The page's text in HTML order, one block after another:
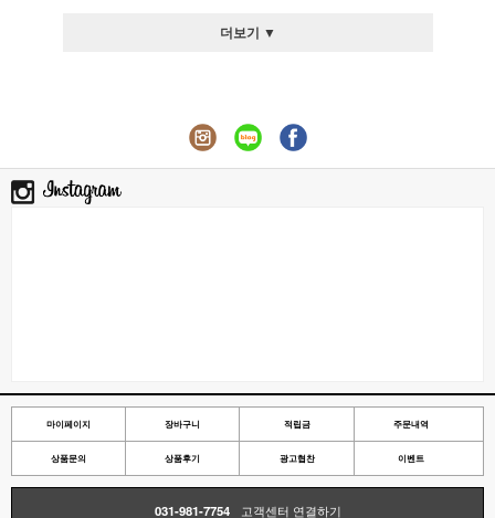
더보기 ▼
마이페이지 장바구니 적립금 주문내역
상품문의 상품후기 광고협찬 이벤트
031-981-7754 고객센터 연결하기